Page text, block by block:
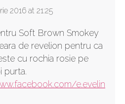
2016 at 21:25
Soft Brown Smokey
de revelion pentru ca
cu rochia rosie pe
purta.
e.evelinaaa